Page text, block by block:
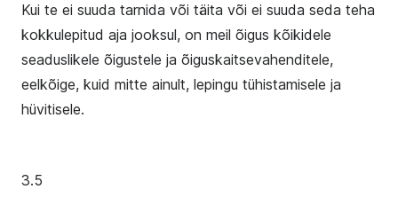
Kui te ei suuda tarnida või täita või ei suuda seda teha
kokkulepitud aja jooksul, on meil õigus kõikidele
seaduslikele õigustele ja õiguskaitsevahenditele,
eelkõige, kuid mitte ainult, lepingu tühistamisele ja
hüvitisele.
3.5